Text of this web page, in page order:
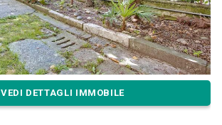
VEDI DETTAGLI IMMOBILE